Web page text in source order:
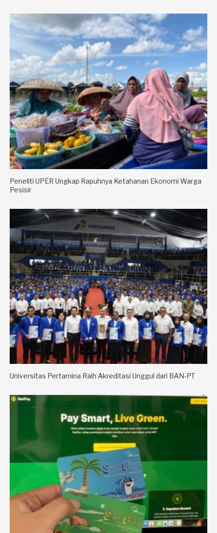
Peneliti UPER Ungkap Rapuhnya Ketahanan Ekonomi Warga
Pesisir
Universitas Pertamina Raih Akreditasi Unggul dari BAN-PT